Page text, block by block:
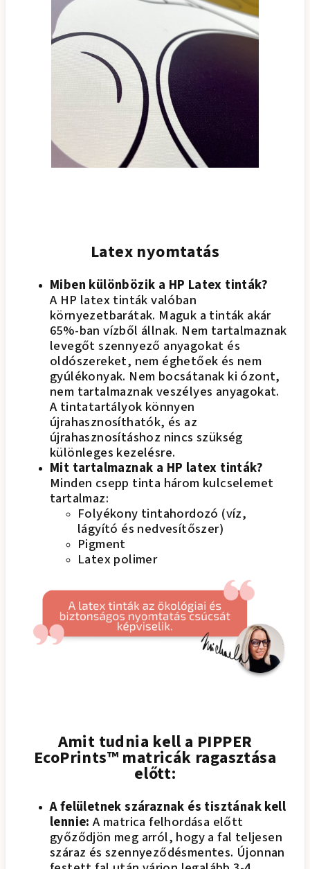
Latex nyomtatás
Miben különbözik a HP Latex tinták?
A HP latex tinták valóban
környezetbarátak. Maguk a tinták akár
65%-ban vízből állnak. Nem tartalmaznak
levegőt szennyező anyagokat és
oldószereket, nem éghetőek és nem
gyúlékonyak. Nem bocsátanak ki ózont,
nem tartalmaznak veszélyes anyagokat.
A tintatartályok könnyen
újrahasznosíthatók, és az
újrahasznosításhoz nincs szükség
különleges kezelésre.
Mit tartalmaznak a HP latex tinták?
Minden csepp tinta három kulcselemet
tartalmaz:
Folyékony tintahordozó (víz,
lágyító és nedvesítőszer)
Pigment
Latex polimer
Amit tudnia kell a PIPPER
EcoPrints™ matricák ragasztása
előtt:
A felületnek száraznak és tisztának kell
lennie:A matrica felhordása előtt
győződjön meg arról, hogy a fal teljesen
száraz és szennyeződésmentes. Újonnan